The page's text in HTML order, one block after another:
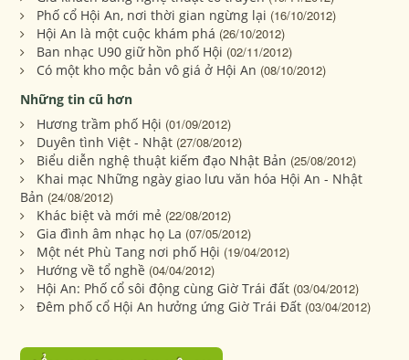
Phố cổ Hội An, nơi thời gian ngừng lại (16/10/2012)
Hội An là một cuộc khám phá (26/10/2012)
Ban nhạc U90 giữ hồn phố Hội (02/11/2012)
Có một kho mộc bản vô giá ở Hội An (08/10/2012)
Những tin cũ hơn
Hương trầm phố Hội (01/09/2012)
Duyên tình Việt - Nhật (27/08/2012)
Biểu diễn nghệ thuật kiếm đạo Nhật Bản (25/08/2012)
Khai mạc Những ngày giao lưu văn hóa Hội An - Nhật
Bản (24/08/2012)
Khác biệt và mới mẻ (22/08/2012)
Gia đình âm nhạc họ La (07/05/2012)
Một nét Phù Tang nơi phố Hội (19/04/2012)
Hướng về tổ nghề (04/04/2012)
Hội An: Phố cổ sôi động cùng Giờ Trái đất (03/04/2012)
Đêm phố cổ Hội An hưởng ứng Giờ Trái Đất (03/04/2012)